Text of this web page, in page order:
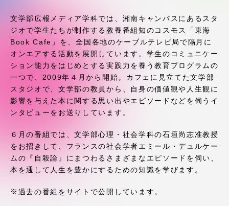
文学部広報メディア学科では、湘南キャンパスにあるスタ
ジオで学生たちが制作する教養番組知のコスモス「東海
Book Cafe」を、全国各地のケーブルテレビ局で隔月に
オンエアする活動を展開しています。学生のコミュニケー
ション能力をはじめとする実践力を養う教育プログラムの
一つで、2009年４月から開始。カフェに見立てた文学部
スタジオで、文学部の教員から、自身の価値観や人生観に
影響を与えた本に関する思い出やエピソードなどを伺うイ
ンタビューをお送りしています。
６月の番組では、文学部心理・社会学科の石垣尚志准教授
をお招きして、フランスの社会学者エミール・デュルケー
ムの『自殺論』にまつわるさまざまなエピソードを伺い、
本を通して人生を豊かにするための知識を学びます。
※過去の番組をサイトで公開しています。
グローバルネットワーク
学外連携
学園ネットワーク
各種情報・お問い合わせ